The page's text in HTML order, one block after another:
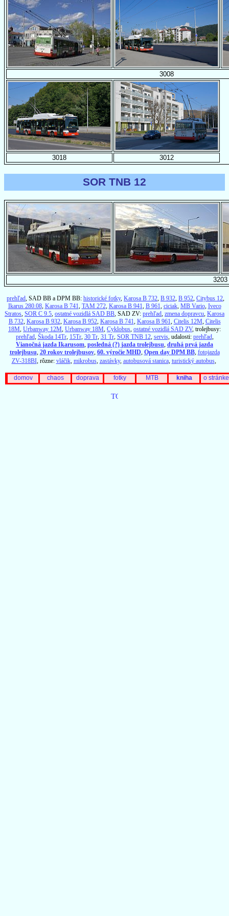
3008
3018 3012
SOR TNB 12
3203
prehľad, SAD BB a DPM BB: historické fotky, Karosa B 732, B 932, B 952, Citybus 12,
Ikarus 280.08, Karosa B 741, TAM 272, Karosa B 941, B 961, ciciak, MB Vario, Iveco
Stratos, SOR C 9.5, ostatné vozidlá SAD BB, SAD ZV: prehľad, zmena dopravcu, Karosa
B 732, Karosa B 932, Karosa B 952, Karosa B 741, Karosa B 961, Citelis 12M, Citelis
18M, Urbanway 12M, Urbanway 18M, Cyklobus, ostatné vozidlá SAD ZV, trolejbusy:
prehľad, Škoda 14Tr, 15Tr, 30 Tr, 31 Tr, SOR TNB 12, servis, udalosti: prehľad,
Vianočná jazda Ikarusom, posledná (?) jazda trolejbusu, druhá prvá jazda
trolejbusu, 20 rokov trolejbusov, 60. výročie MHD, Open day DPM BB, fotojazda
ZV-318BI, rôzne: vláčik, mikrobus, zastávky, autobusová stanica, turistický autobus,
domov chaos doprava fotky MTB kniha o stránke